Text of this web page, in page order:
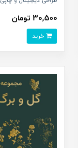
30,500 تومان
خرید